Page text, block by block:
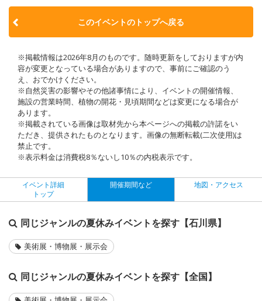
このイベントのトップへ戻る
※掲載情報は2026年8月のものです。随時更新をしておりますが内
容が変更となっている場合がありますので、事前にご確認のう
え、おでかけください。
※自然災害の影響やその他諸事情により、イベントの開催情報、
施設の営業時間、植物の開花・見頃期間などは変更になる場合が
あります。
※掲載されている画像は取材先から本ページへの掲載の許諾をい
ただき、提供されたものとなります。画像の無断転載(二次使用)は
禁止です。
※表示料金は消費税8％ないし10％の内税表示です。
イベント詳細
トップ
開催期間など 地図・アクセス
同じジャンルの夏休みイベントを探す【石川県】
美術展・博物展・展示会
同じジャンルの夏休みイベントを探す【全国】